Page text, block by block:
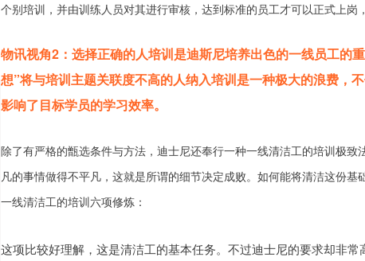
个别培训，并由训练人员对其进行审核，达到标准的员工才可以正式上岗
物讯视角2：选择正确的人培训是迪斯尼培养出色的一线员工的
想”将与培训主题关联度不高的人纳入培训是一种极大的浪费，
影响了目标学员的学习效率。
除了有严格的甑选条件与方法，迪士尼还奉行一种一线清洁工的培训极致
凡的事情做得不平凡，这就是所谓的细节决定成败。如何能将清洁这份
一线清洁工的培训六项修炼：
这项比较好理解，这是清洁工的基本任务。不过迪士尼的要求却非常